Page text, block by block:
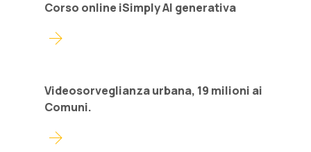
Corso online iSimply AI generativa
arrow_forward
Videosorveglianza urbana, 19 milioni ai
Comuni.
arrow_forward